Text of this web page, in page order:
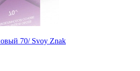
70/ Svoy Znak